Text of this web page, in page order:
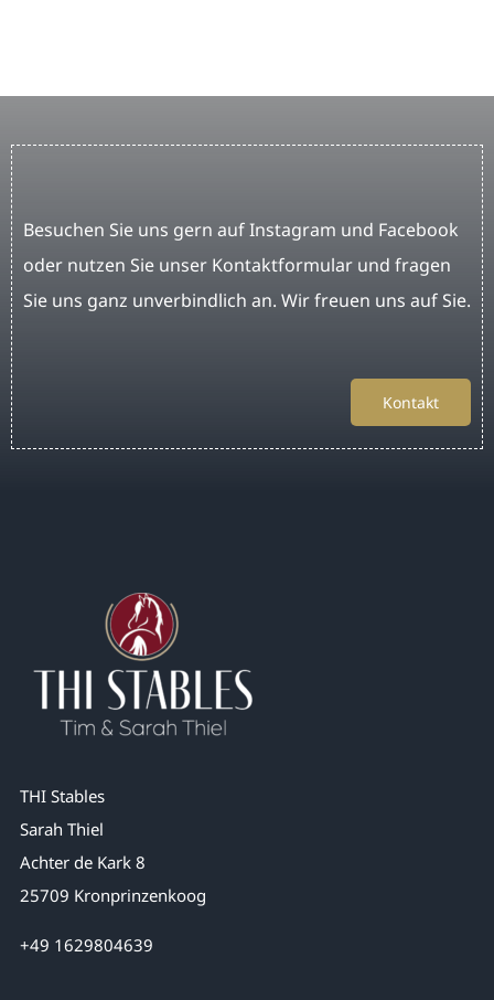
Besuchen Sie uns gern auf Instagram und Facebook
oder nutzen Sie unser Kontaktformular und fragen
Sie uns ganz unverbindlich an. Wir freuen uns auf Sie.
Kontakt
THI Stables
Sarah Thiel
Achter de Kark 8
25709 Kronprinzenkoog
+49 1629804639